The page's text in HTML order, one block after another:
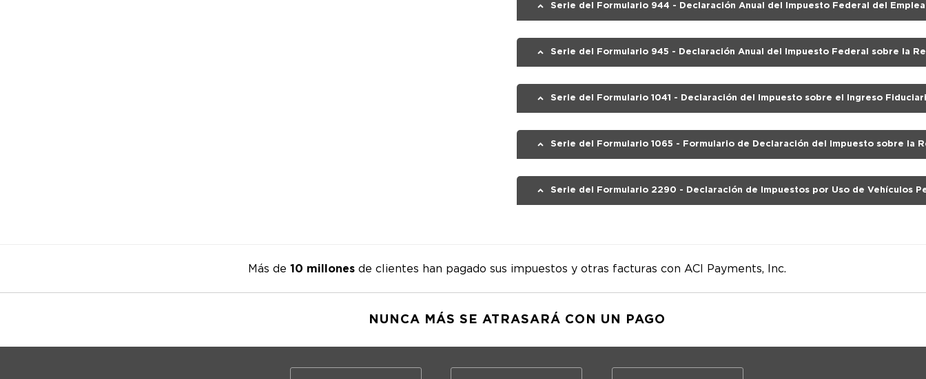
Serie del Formulario 944 - Declaración Anual del Impuesto Federal del
Serie del Formulario 945 - Declaración Anual del Impuesto Federal sobre la
Serie del Formulario 1041 - Declaración del Impuesto sobre el Ingreso
Serie del Formulario 1065 - Formulario de Declaración del Impuesto sobre la
Serie del Formulario 2290 - Declaración de Impuestos por Uso de Vehículos
Más de 10 millonesde clientes han pagado sus impuestos y otras facturas con ACI Payments, Inc.
NUNCA MÁS SE ATRASARÁ CON UN PAGO